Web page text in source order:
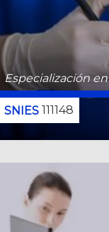
Especialización
111148